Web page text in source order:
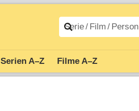
Serien A–Z Filme A–Z